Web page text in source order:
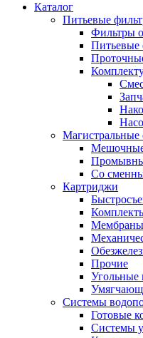
Каталог
Питьевые
Фильтры
Питьевые
Магистральные
Со
Картриджи
Мембраны
Прочие
Угольные
Системы
Готовые
Системы